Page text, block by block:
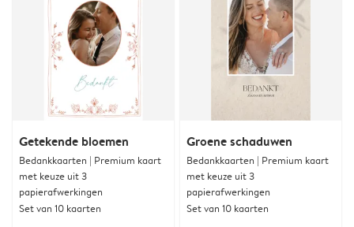
Getekende bloemen
Bedankkaarten | Premium kaart
met keuze uit 3
papierafwerkingen
Set van 10 kaarten
Groene schaduwen
Bedankkaarten | Premium kaart
met keuze uit 3
papierafwerkingen
Set van 10 kaarten